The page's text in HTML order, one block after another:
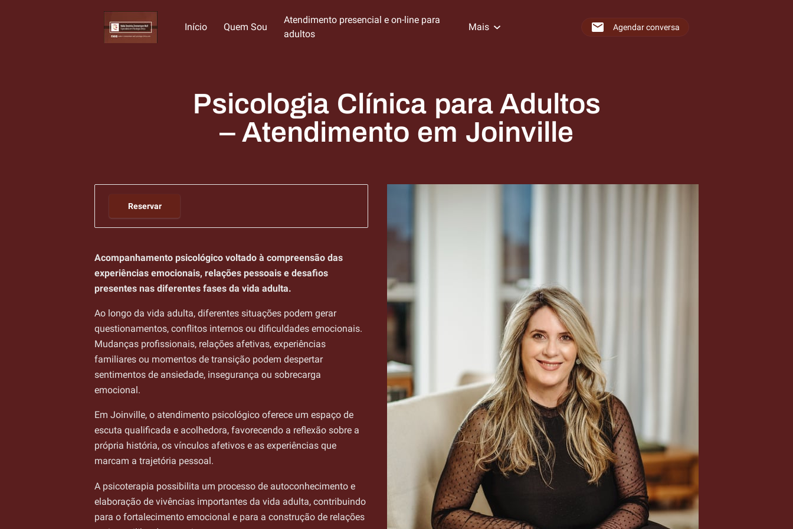
Início Quem Sou
Atendimento presencial e on-line para
adultos
Mais Agendar conversa
Psicologia Clínica para Adultos
– Atendimento em Joinville
Reservar
Acompanhamento psicológico voltado à compreensão das
experiências emocionais, relações pessoais e desafios
presentes nas diferentes fases da vida adulta.
Ao longo da vida adulta, diferentes situações podem gerar
questionamentos, conflitos internos ou dificuldades emocionais.
Mudanças profissionais, relações afetivas, experiências
familiares ou momentos de transição podem despertar
sentimentos de ansiedade, insegurança ou sobrecarga
emocional.
Em Joinville, o atendimento psicológico oferece um espaço de
escuta qualificada e acolhedora, favorecendo a reflexão sobre a
própria história, os vínculos afetivos e as experiências que
marcam a trajetória pessoal.
A psicoterapia possibilita um processo de autoconhecimento e
elaboração de vivências importantes da vida adulta, contribuindo
para o fortalecimento emocional e para a construção de relações